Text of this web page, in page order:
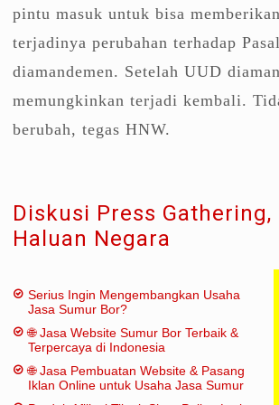
pintu masuk untuk bisa
terjadinya perubahan terhadap
diamandemen. Setelah UUD
memungkinkan terjadi kembali.
berubah, tegas HNW.
Diskusi Press
Haluan Negara
Serius Ingin Mengembangkan Usaha
Jasa Sumur Bor?
🌐 Jasa Website Sumur Bor Terbaik &
Terpercaya di Indonesia
🌐 Jasa Pembuatan Website & Pasang
Iklan Online untuk Usaha Jasa Sumur